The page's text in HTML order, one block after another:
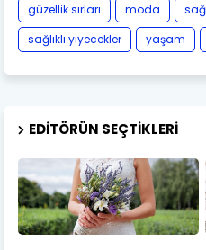
güzellik sırları
moda
sağlıklı yiyecekler
yaşam
EDITÖRÜN SEÇTIKLERI